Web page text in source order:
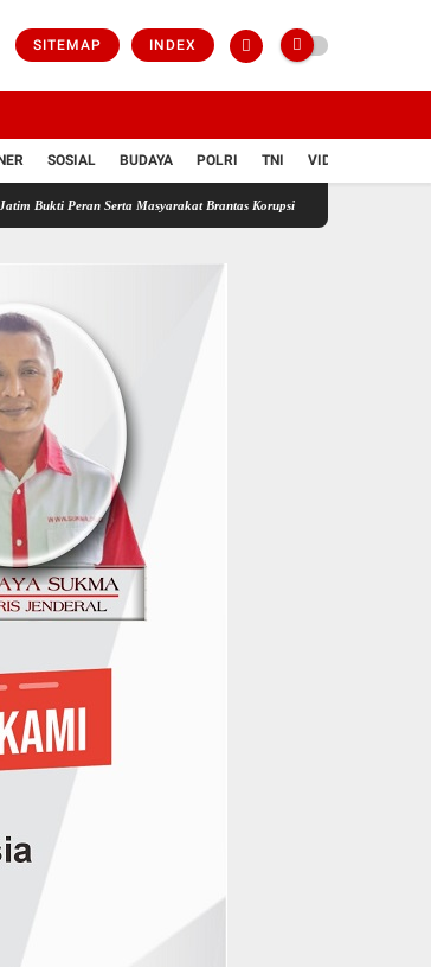
SITEMAP INDEX
SOSIAL BUDAYA POLRI TNI VIDIO
Serta Masyarakat Brantas Korupsi Bongkar Sindikat Buzzer